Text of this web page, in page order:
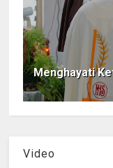
Menghayati
Video